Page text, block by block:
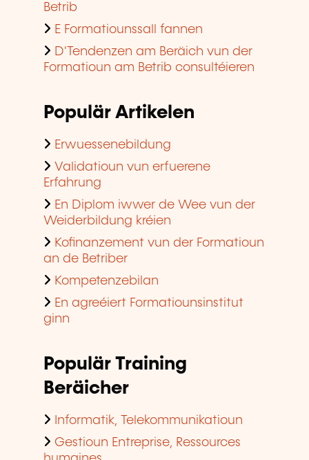
Betrib
E Formatiounssall fannen
D'Tendenzen am Beräich vun der
Formatioun am Betrib consultéieren
Populär Artikelen
Erwuessenebildung
Validatioun vun erfuerene
Erfahrung
En Diplom iwwer de Wee vun der
Weiderbildung kréien
Kofinanzement vun der Formatioun
an de Betriber
Kompetenzebilan
En agreéiert Formatiounsinstitut
ginn
Populär Training
Beräicher
Informatik, Telekommunikatioun
Gestioun Entreprise, Ressources